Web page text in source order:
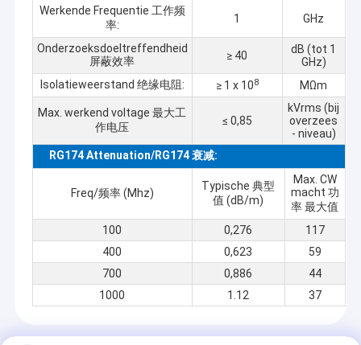
Werkende Frequentie 工作频
率:
1 GHz
Onderzoeksdoeltreffendheid
屏蔽效率
≥ 40
dB (tot 1
GHz)
Isolatieweerstand 绝缘电阻:
≥ 1 x 108 MΩm
Max. werkend voltage 最大工
作电压
≤ 0,85
kVrms (bij
overzees
- niveau)
RG174 Attenuation/RG174 衰减:
Freq/频率 (Mhz)
Typische 典型
值 (dB/m)
Max. CW
macht 功
率 最大值
100
0,276
117
400
0,623
59
700
0,886
44
1000
1.12 37